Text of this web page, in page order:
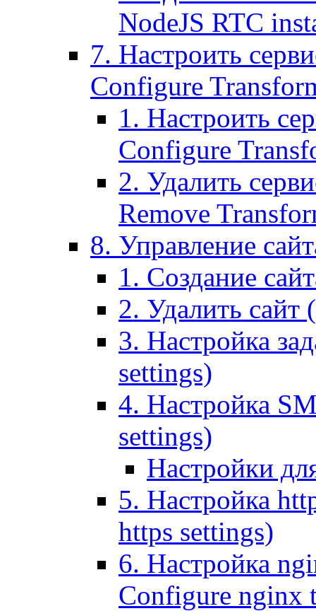
NodeJS RTC
7. Настроить
Configure
1. Настроить
Configure
2. Удалить
Remove
8. Управление
1. Создание
2. Удалить сайт
3. Настройка
settings)
4. Настройка
settings)
Настройки
5. Настройка
https settings)
6. Настройка
Configure nginx